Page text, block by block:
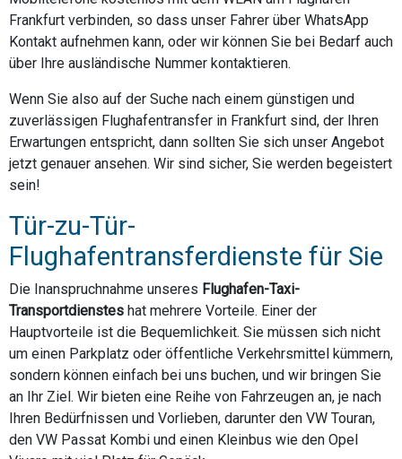
Frankfurt verbinden, so dass unser Fahrer über WhatsApp
Kontakt aufnehmen kann, oder wir können Sie bei Bedarf auch
über Ihre ausländische Nummer kontaktieren.
Wenn Sie also auf der Suche nach einem günstigen und
zuverlässigen Flughafentransfer in Frankfurt sind, der Ihren
Erwartungen entspricht, dann sollten Sie sich unser Angebot
jetzt genauer ansehen. Wir sind sicher, Sie werden begeistert
sein!
Tür-zu-Tür-
Flughafentransferdienste für Sie
Die Inanspruchnahme unseres Flughafen-Taxi-
Transportdienstes hat mehrere Vorteile. Einer der
Hauptvorteile ist die Bequemlichkeit. Sie müssen sich nicht
um einen Parkplatz oder öffentliche Verkehrsmittel kümmern,
sondern können einfach bei uns buchen, und wir bringen Sie
an Ihr Ziel. Wir bieten eine Reihe von Fahrzeugen an, je nach
Ihren Bedürfnissen und Vorlieben, darunter den VW Touran,
den VW Passat Kombi und einen Kleinbus wie den Opel